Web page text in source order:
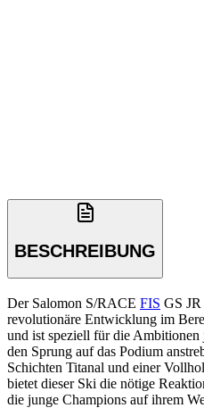
BESCHREIBUNG
Der Salomon S/RACE FIS GS
revolutionäre Entwicklung im
und ist speziell für die
den Sprung auf das Podium
Schichten Titanal und einer
bietet dieser Ski die nötige
die junge Champions auf ihrem